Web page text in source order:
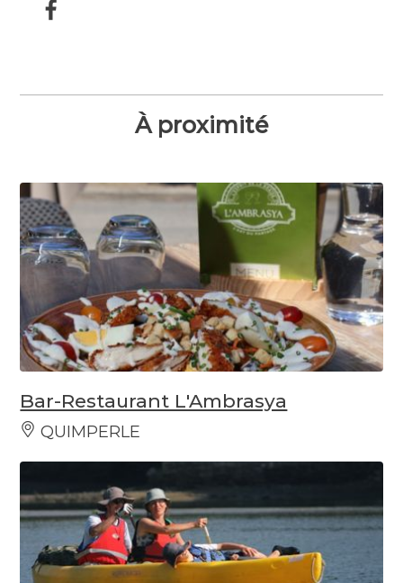
À proximité
Bar-Restaurant L'Ambrasya
QUIMPERLE